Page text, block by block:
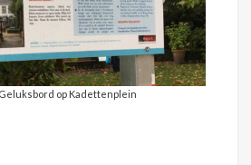
op Kadettenplein